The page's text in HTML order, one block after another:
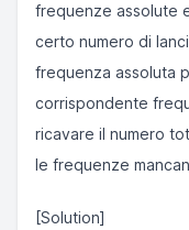
frequenze assolute
certo numero di
frequenza assoluta
corrispondente
ricavare il numero
le frequenze
[Solution]